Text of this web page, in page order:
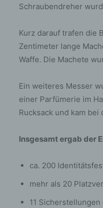
Schraubendreher
Kurz darauf trafen die
Zentimeter lange
Waffe. Die Machete
Ein weiteres Messer
einer Parfümerie im
Rucksack und kam bei
Insgesamt ergab der
ca. 200
mehr als 20
11